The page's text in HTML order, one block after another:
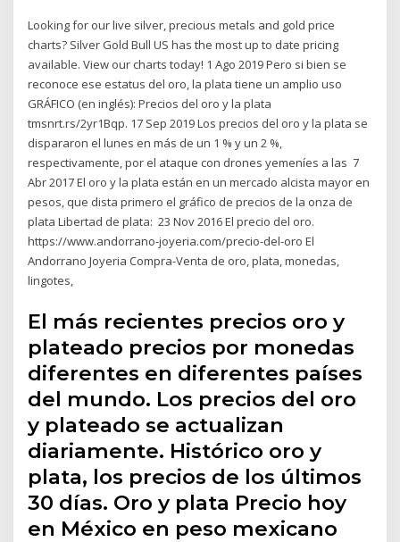
Looking for our live silver, precious metals and gold price
charts? Silver Gold Bull US has the most up to date pricing
available. View our charts today! 1 Ago 2019 Pero si bien se
reconoce ese estatus del oro, la plata tiene un amplio uso
GRÁFICO (en inglés): Precios del oro y la plata
tmsnrt.rs/2yr1Bqp. 17 Sep 2019 Los precios del oro y la plata se
dispararon el lunes en más de un 1 % y un 2 %,
respectivamente, por el ataque con drones yemeníes a las 7
Abr 2017 El oro y la plata están en un mercado alcista mayor en
pesos, que dista primero el gráfico de precios de la onza de
plata Libertad de plata: 23 Nov 2016 El precio del oro.
https://www.andorrano-joyeria.com/precio-del-oro El
Andorrano Joyeria Compra-Venta de oro, plata, monedas,
lingotes,
El más recientes precios oro y
plateado precios por monedas
diferentes en diferentes países
del mundo. Los precios del oro
y plateado se actualizan
diariamente. Histórico oro y
plata, los precios de los últimos
30 días. Oro y plata Precio hoy
en México en peso mexicano